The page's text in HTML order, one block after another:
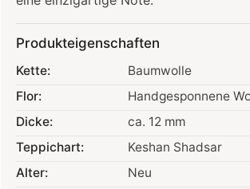
Produkteigenschaften
Kette:
Baumwolle
Flor:
Handgesponnene
Dicke:
ca. 12 mm
Teppichart:
Keshan Shadsar
Alter:
Neu